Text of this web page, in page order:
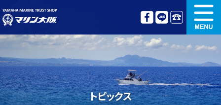
中古艇情報
オリジナル艤装 ボート免許講習
トピックス